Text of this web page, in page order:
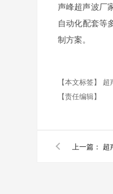
声峰超声波厂
自动化配套等
制方案。
【本文标签】 超
【责任编辑】
上一篇： 超